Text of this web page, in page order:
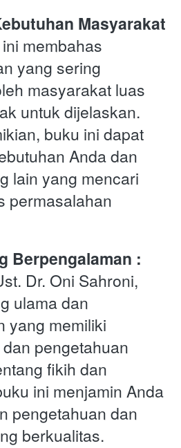
Masyarakat
membahas
yang sering
masyarakat luas
untuk dijelaskan.
buku ini dapat
Anda dan
lain yang mencari
permasalahan
Berpengalaman :
Dr. Oni Sahroni,
ulama dan
yang memiliki
pengetahuan
fikih dan
ini menjamin Anda
pengetahuan dan
berkualitas.